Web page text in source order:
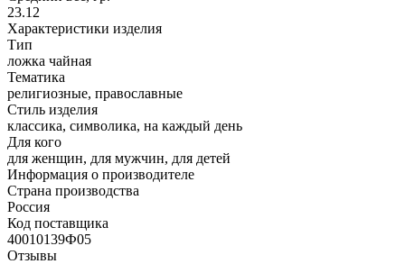
23.12
Характеристики изделия
Тип
ложка чайная
Тематика
религиозные, православные
Стиль изделия
классика, символика, на каждый день
Для кого
для женщин, для мужчин, для детей
Информация о производителе
Страна производства
Россия
Код поставщика
40010139Ф05
Отзывы